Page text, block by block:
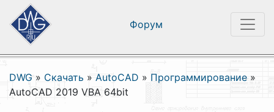
Форум
DWG » Скачать » AutoCAD » Программирование »
AutoCAD 2019 VBA 64bit